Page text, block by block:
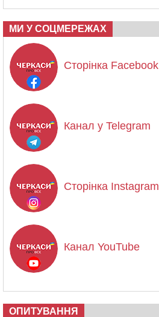
МИ У СОЦМЕРЕЖАХ
Сторінка Facebook
Канал у Telegram
Сторінка Instagram
Канал YouTube
ОПИТУВАННЯ